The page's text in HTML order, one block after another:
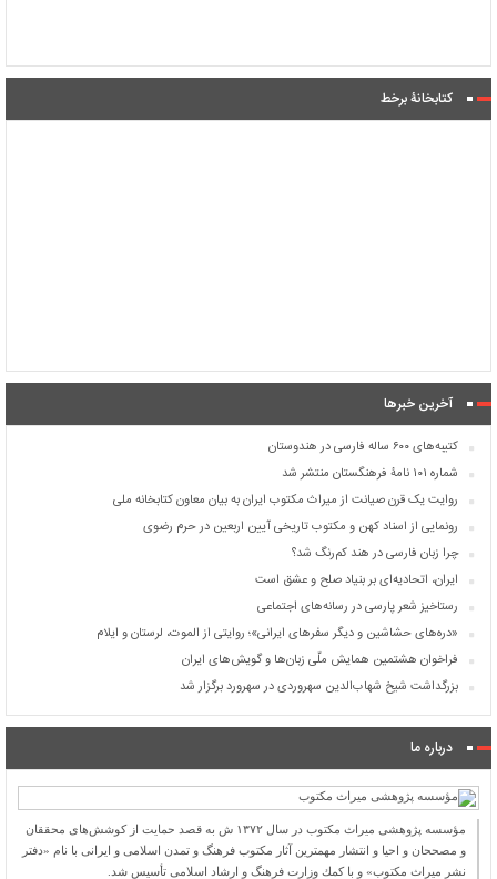
کتابخانۀ برخط
آخرین خبرها
کتیبه‌های ۶۰۰ ساله فارسی در هندوستان
شماره ۱۰۱ نامۀ فرهنگستان منتشر شد
روایت یک قرن صیانت از میراث مکتوب ایران به بیان معاون کتابخانه ملی
رونمایی از اسناد کهن و مکتوب تاریخی آیین اربعین در حرم رضوی
چرا زبان فارسی در هند کم‌رنگ شد؟
ایران، اتحادیه‌ای بر بنیاد صلح و عشق است
رستاخیز شعر پارسی در رسانه‌های اجتماعی
«دره‌های حشاشین و دیگر سفرهای ایرانی»؛ روایتی از الموت، لرستان و ایلام
فراخوان هشتمین همایش ملّی زبان‌ها و گویش‌های ایران
بزرگداشت شیخ شهاب‌الدین سهروردی در سهرورد برگزار شد
درباره ما
مؤسسه پژوهشی میراث مكتوب در سال ۱۳۷۲ ش به قصد حمایت از كوشش‌های محققان
و مصححان و احیا و انتشار مهمترین آثار مكتوب فرهنگ و تمدن اسلامی و ایرانی با نام «دفتر
نشر میراث مكتوب» و با كمك وزارت فرهنگ و ارشاد اسلامی تأسیس شد.